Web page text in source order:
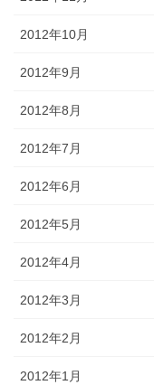
2012年10月
2012年9月
2012年8月
2012年7月
2012年6月
2012年5月
2012年4月
2012年3月
2012年2月
2012年1月